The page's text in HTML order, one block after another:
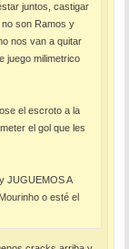
juntos, castigar
son Ramos y
nos van a quitar
juego milimetrico
el escroto a la
el gol que les
JUGUEMOS A
o esté el